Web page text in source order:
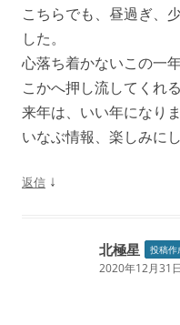
こちらでも、昼過ぎ、
した。
心落ち着かないこの一
こかへ押し流してくれ
来年は、いい年になりま
いなぶ情報、楽しみに
返信 ↓
北極星 投稿作
2020年12月31